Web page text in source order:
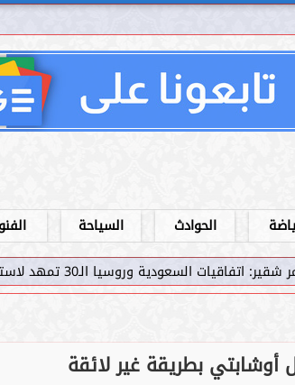
الحوادث السياحة
استراتيجية واعدة في رؤية...
أوشابتي بطريقة غير لائقة